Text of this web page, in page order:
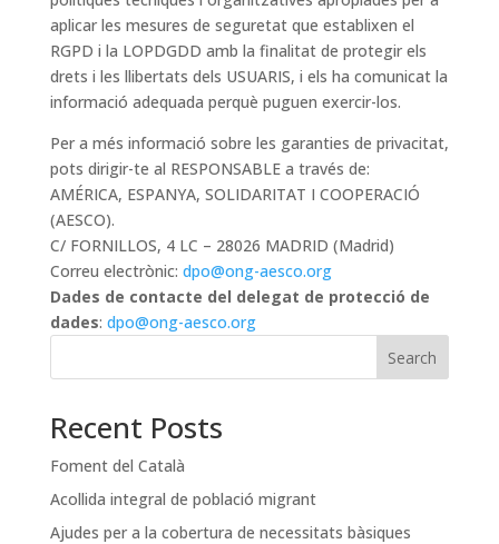
aplicar les mesures de seguretat que establixen el
RGPD i la LOPDGDD amb la finalitat de protegir els
drets i les llibertats dels USUARIS, i els ha comunicat la
informació adequada perquè puguen exercir-los.
Per a més informació sobre les garanties de privacitat,
pots dirigir-te al RESPONSABLE a través de:
AMÉRICA, ESPANYA, SOLIDARITAT I COOPERACIÓ
(AESCO).
C/ FORNILLOS, 4 LC – 28026 MADRID (Madrid)
Correu electrònic: dpo@ong-aesco.org
Dades de contacte del delegat de protecció de
dades: dpo@ong-aesco.org
Search
Recent Posts
Foment del Català
Acollida integral de població migrant
Ajudes per a la cobertura de necessitats bàsiques